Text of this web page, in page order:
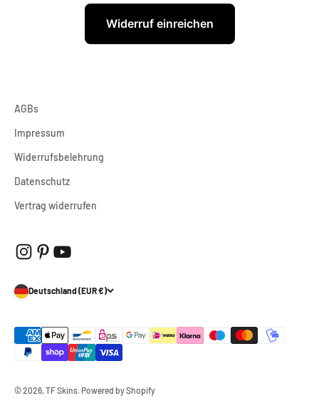
Widerruf einreichen
AGBs
Impressum
Widerrufsbelehrung
Datenschutz
Vertrag widerrufen
Deutschland (EUR €)
© 2026, TF Skins. Powered by Shopify